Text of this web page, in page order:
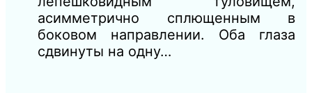
асимметрично сплющенным в
боковом направлении. Оба глаза
сдвинуты на одну…